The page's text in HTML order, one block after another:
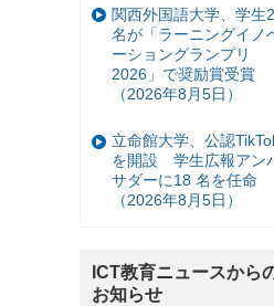
関西外国語大学、学生2
名が「ラーニングイノ
ーショングランプリ
2026」で奨励賞受賞
（2026年8月5日）
立命館大学、公認
を開設 学生広報アン
サダーに18 名を任命
（2026年8月5日）
ICT教育ニュースから
お知らせ